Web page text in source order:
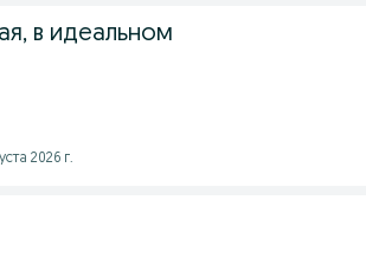
в идеальном
2026 г.